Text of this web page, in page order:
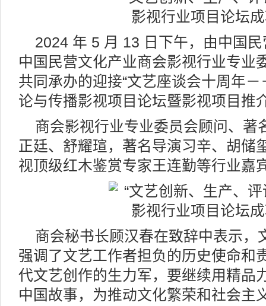
2024 年 5 月 13 日下午，由中国
中国民营文化产业商会影视行业专业
共同承办的迎接“文艺座谈会十周年
论与传播影视项目论坛暨影视项目推
商会影视行业专业委员会顾问、著
正廷、舒耀瑄，著名导演习辛、胡储
视顶级红木鉴赏专家王连勤等行业嘉
商会秘书长顾汉春在致辞中表示，
强调了文艺工作者担负的历史使命和
代文艺创作的生力军，要继续用精品
中国故事，为推动文化繁荣和社会主